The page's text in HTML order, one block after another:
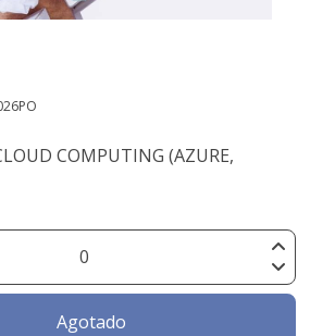
COMPUTING (AZURE,
Agotado